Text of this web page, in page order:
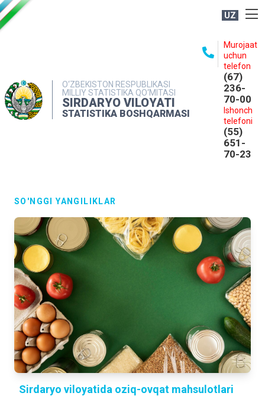
UZ
O‘ZBEKISTON RESPUBLIKASI
MILLIY STATISTIKA QO‘MITASI
SIRDARYO VILOYATI
STATISTIKA BOSHQARMASI
Murojaat
uchun
telefon
(67)
236-
70-00
Ishonch
telefoni
(55)
651-
70-23
NASHRLAR
INTERAKTIV XIZMATLAR
MATBUOT XIZMATI
SO'NGGI YANGILIKLAR
Sirdaryo viloyatida oziq-ovqat mahsulotlari